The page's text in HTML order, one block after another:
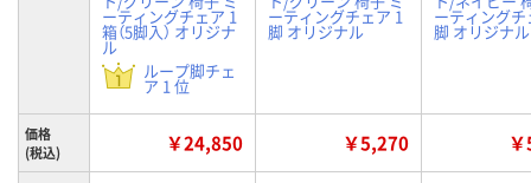
ーティングチェア 1
箱（5脚入） オリジナ
ル
ループ脚チェ
ア 1 位
ーティングチェア 1
脚 オリジナル
ーティングチ
脚 オリジナル
価格
(税込)
￥24,850 ￥5,270